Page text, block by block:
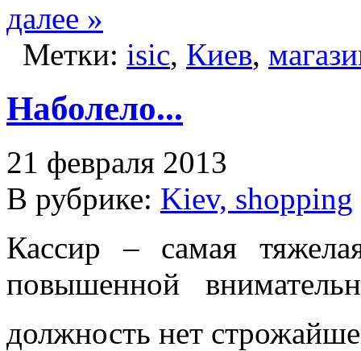
далее »
Метки: isic, Киев,
Наболело...
21 февраля 2013
В рубрике: Kiev, shopping
Кассир – самая
повышенной
должность нет